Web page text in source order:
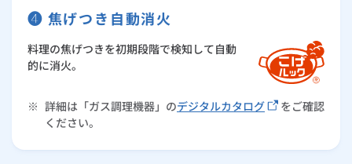
❹ 焦げつき自動消火
料理の焦げつきを初期段階で検知して自動
的に消火。
※ 詳細は「ガス調理機器」のデジタルカタログ
をご確認
ください。